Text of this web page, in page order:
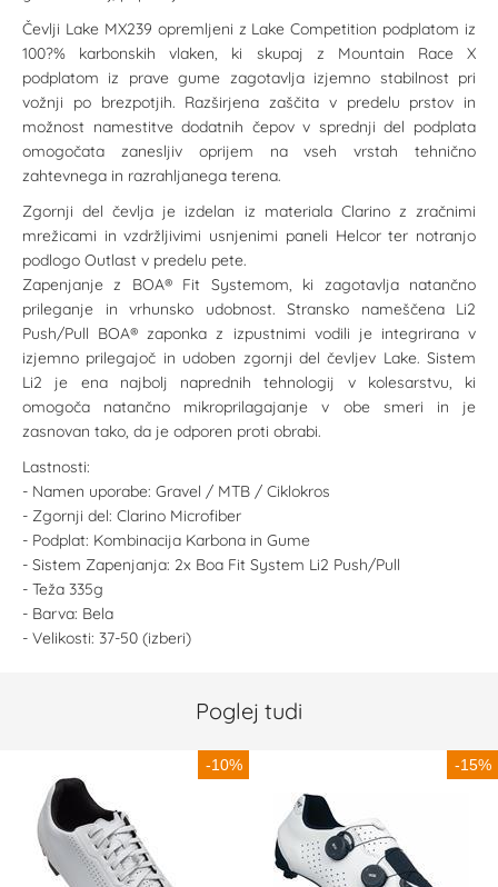
Čevlji Lake MX239 opremljeni z Lake Competition podplatom iz
100?% karbonskih vlaken, ki skupaj z Mountain Race X
podplatom iz prave gume zagotavlja izjemno stabilnost pri
vožnji po brezpotjih. Razširjena zaščita v predelu prstov in
možnost namestitve dodatnih čepov v sprednji del podplata
omogočata zanesljiv oprijem na vseh vrstah tehnično
zahtevnega in razrahljanega terena.
Zgornji del čevlja je izdelan iz materiala Clarino z zračnimi
mrežicami in vzdržljivimi usnjenimi paneli Helcor ter notranjo
podlogo Outlast v predelu pete.
Zapenjanje z BOA® Fit Systemom, ki zagotavlja natančno
prileganje in vrhunsko udobnost. Stransko nameščena Li2
Push/Pull BOA® zaponka z izpustnimi vodili je integrirana v
izjemno prilegajoč in udoben zgornji del čevljev Lake. Sistem
Li2 je ena najbolj naprednih tehnologij v kolesarstvu, ki
omogoča natančno mikroprilagajanje v obe smeri in je
zasnovan tako, da je odporen proti obrabi.
Lastnosti:
- Namen uporabe: Gravel / MTB / Ciklokros
- Zgornji del: Clarino Microfiber
- Podplat: Kombinacija Karbona in Gume
- Sistem Zapenjanja: 2x Boa Fit System Li2 Push/Pull
- Teža 335g
- Barva: Bela
- Velikosti: 37-50 (izberi)
Poglej tudi
-10% -15%